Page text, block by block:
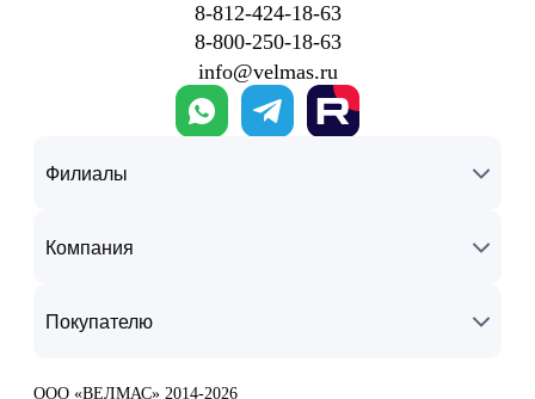
8‑812‑424‑18‑63
8‑800‑250‑18‑63
info@velmas.ru
Филиалы
Компания
Покупателю
ООО «ВЕЛМАС» 2014-2026